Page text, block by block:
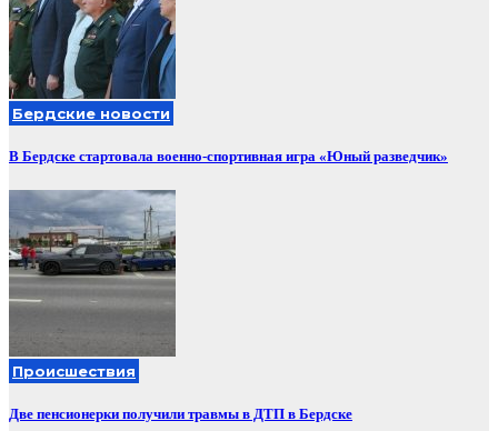
Бердские новости
В Бердске стартовала военно-спортивная игра «Юный разведчик»
Происшествия
Две пенсионерки получили травмы в ДТП в Бердске